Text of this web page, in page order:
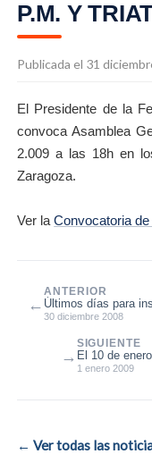
P.M. Y
Publicada el 31
El Presidente de la
convoca Asamblea
2.009 a las 18h en
Zaragoza.
Ver laConvocatoria
←
ANTERIOR
Últimos días para
Triatlón de Invierno...
30 diciembre 2008
SIGUIENTE
El 10 de
1 enero 2009
→
← Ver todas las